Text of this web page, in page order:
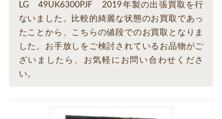
LG 49UK6300PJF 2019年製の出張買取を行
ないました。比較的綺麗な状態のお買取であっ
たことから、こちらの値段でのお買取となりま
した。お手放しをご検討されているお品物がご
ざいましたら、お気軽にお問い合わせくださ
い。